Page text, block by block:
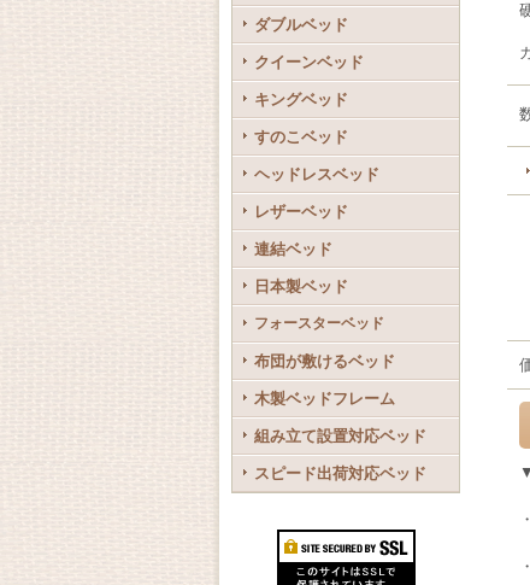
ダブルベッド
クイーンベッド
キングベッド
すのこベッド
ヘッドレスベッド
レザーベッド
連結ベッド
日本製ベッド
フォースターベッド
布団が敷けるベッド
木製ベッドフレーム
組み立て設置対応ベッド
スピード出荷対応ベッド